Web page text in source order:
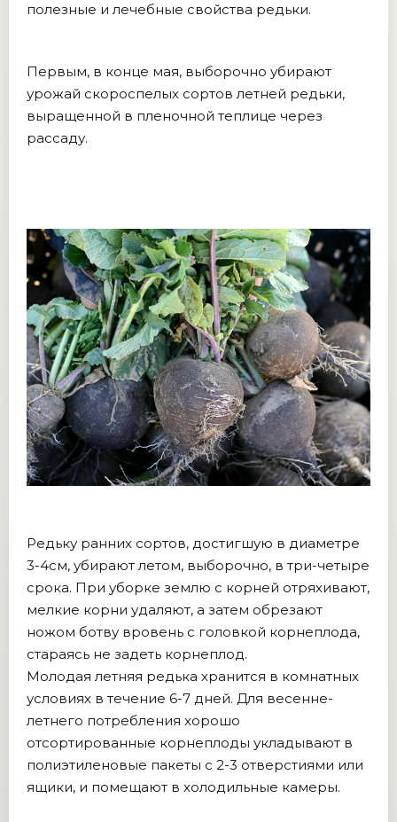
полезные и лечебные свойства редьки.
Первым, в конце мая, выборочно убирают
урожай скороспелых сортов летней редьки,
выращенной в пленочной теплице через
рассаду.
Редьку ранних сортов, достигшую в диаметре
3-4см, убирают летом, выборочно, в три-четыре
срока. При уборке землю с корней отряхивают,
мелкие корни удаляют, а затем обрезают
ножом ботву вровень с головкой корнеплода,
стараясь не задеть корнеплод.
Молодая летняя редька хранится в комнатных
условиях в течение 6-7 дней. Для весенне-
летнего потребления хорошо
отсортированные корнеплоды укладывают в
полиэтиленовые пакеты с 2-3 отверстиями или
ящики, и помещают в холодильные камеры.